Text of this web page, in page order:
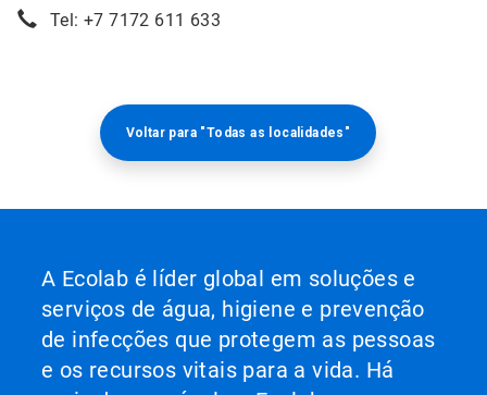
Tel: +7 7172 611 633
Voltar para "Todas as localidades"
A Ecolab é líder global em soluções e
serviços de água, higiene e prevenção
de infecções que protegem as pessoas
e os recursos vitais para a vida. Há